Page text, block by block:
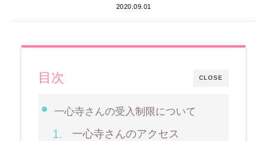
2020.09.01
CLOSE
目次
一心寺さんの受入制限について
一心寺さんのアクセス